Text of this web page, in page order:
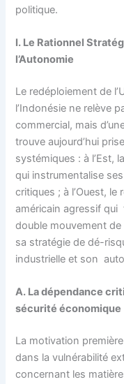
politique.
I. Le Rationnel
l’Autonomie
Le redéploiement de
l’Indonésie ne relève
commercial, mais
trouve aujourd’hui
systémiques : à l’Est,
qui instrumentalise
critiques ; à l’Ouest,
américain agressif qui
double mouvement
sa stratégie de dé-
industrielle et son
A. La dépendance
sécurité économique
La motivation
dans la vulnérabilité
concernant les